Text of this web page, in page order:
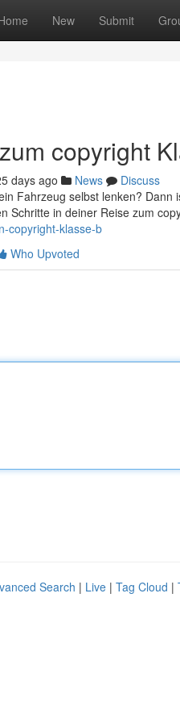
New Submit
copyright
days ago News
Discuss
Fahrzeug selbst lenken?
Schritte in deiner Reise zum
copyright-klasse-b
Who Upvoted
Search | Live | Tag Cloud |